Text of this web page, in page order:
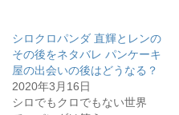
T
w
i
t
t
e
r
で
o
k
で
共
有
す
る
に
シロクロパンダ 直輝とレンの
その後をネタバレ パンケーキ
屋の出会いの後はどうなる？
2020年3月16日
シロでもクロでもない世界